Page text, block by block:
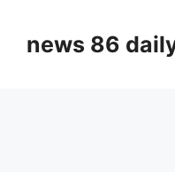
contentnews 86